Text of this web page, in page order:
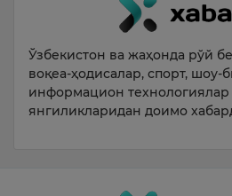
Ўзбекистон ва жаҳонда рўй
воқеа-ҳодисалар, спорт, шоу-
информацион
янгиликларидан доимо